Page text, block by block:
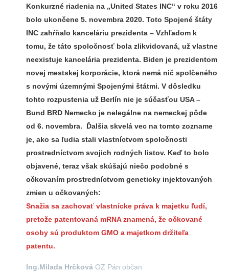
Konkurzné riadenia na „United States INC“ v roku 2016
bolo ukončene 5. novembra 2020. Toto Spojené štáty
INC zahŕňalo kanceláriu prezidenta – Vzhľadom k
tomu, že táto spoločnosť bola zlikvidovaná, už vlastne
neexistuje kancelária prezidenta. Biden je prezidentom
novej mestskej korporácie, ktorá nemá nič spolčeného
s novými územnými Spojenými štátmi. V dôsledku
tohto rozpustenia už Berlín nie je súčasťou USA –
Bund BRD Nemecko je nelegálne na nemeckej pôde
od 6. novembra. Ďalšia skvelá vec na tomto zozname
je, ako sa ľudia stali vlastníctvom spoločnosti
prostredníctvom svojich rodných listov. Keď to bolo
objavené, teraz však skúšajú niečo podobné s
očkovaním prostredníctvom geneticky injektovaných
zmien u očkovaných:
Snažia sa zachovať vlastnícke práva k majetku ľudí,
pretože patentovaná mRNA znamená, že očkované
osoby sú produktom GMO a majetkom držiteľa
patentu.
Ing.Milada Hrčková OZ Pán občan